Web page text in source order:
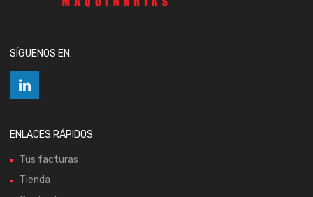
SÍGUENOS EN:
ENLACES RÁPIDOS
Tus facturas
Tienda